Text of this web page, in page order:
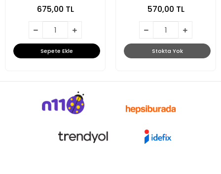
675,00 TL
Sepete Ekle
570,00 TL
Stokta Yok